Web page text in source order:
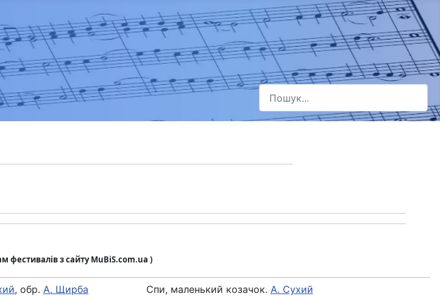
Пошук
Type 2 or more characters for results.
фестивалів з сайту MuBiS.com.ua )
, обр. А. Щирба Спи, маленький козачок. А. Сухий